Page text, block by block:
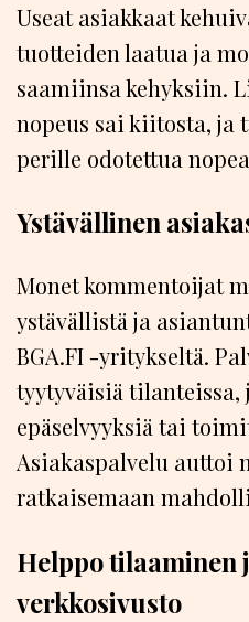
Useat asiakkaat
tuotteiden laatua ja
saamiinsa kehyksiin.
nopeus sai kiitosta, ja
perille odotettua
Ystävällinen
Monet kommentoijat
ystävällistä ja
BGA.FI -yritykseltä.
tyytyväisiä
epäselvyyksiä tai
Asiakaspalvelu auttoi
ratkaisemaan
Helppo tilaaminen
verkkosivusto